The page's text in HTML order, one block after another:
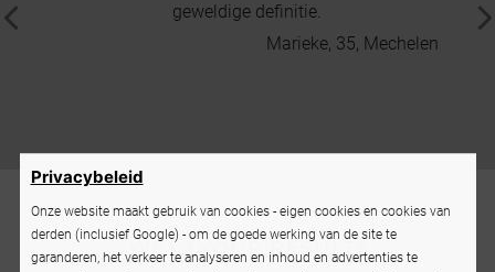
geweldige definitie.
Marieke, 35, Mechelen
Privacybeleid
Onze website maakt gebruik van cookies - eigen cookies en cookies van
derden (inclusief Google) - om de goede werking van de site te
garanderen, het verkeer te analyseren en inhoud en advertenties te